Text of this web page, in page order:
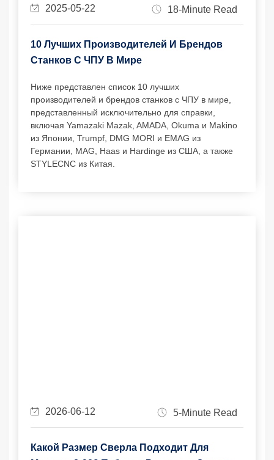
2025-05-22 18-Minute Read
10 Лучших Производителей И Брендов
Станков С ЧПУ В Мире
Ниже представлен список 10 лучших
производителей и брендов станков с ЧПУ в мире,
представленный исключительно для справки,
включая Yamazaki Mazak, AMADA, Okuma и Makino
из Японии, Trumpf, DMG MORI и EMAG из
Германии, MAG, Haas и Hardinge из США, а также
STYLECNC из Китая.
2026-06-12 5-Minute Read
Какой Размер Сверла Подходит Для